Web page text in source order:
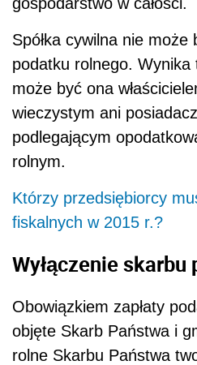
Spółka cywilna nie może
podatku rolnego.
może być ona
wieczystym ani
podlegającym
rolnym.
Którzy przedsiębiorcy
fiskalnych w 2015 r.?
Wyłączenie
Obowiązkiem zapłaty
objęte Skarb Państwa i
rolne Skarbu Państwa